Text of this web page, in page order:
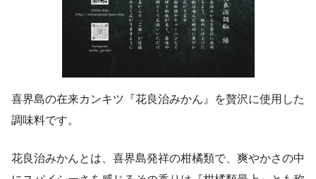
喜界島の在来カンキツ『花良治みかん』を贅沢に使用した
調味料です。
花良治みかんとは、喜界島発祥の柑橘類で、爽やかさの中